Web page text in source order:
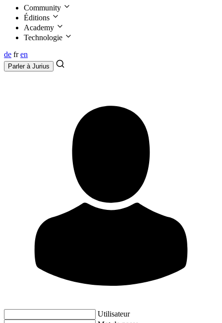
Community
Éditions
Academy
Technologie
de fr en
Parler à Jurius
Utilisateur